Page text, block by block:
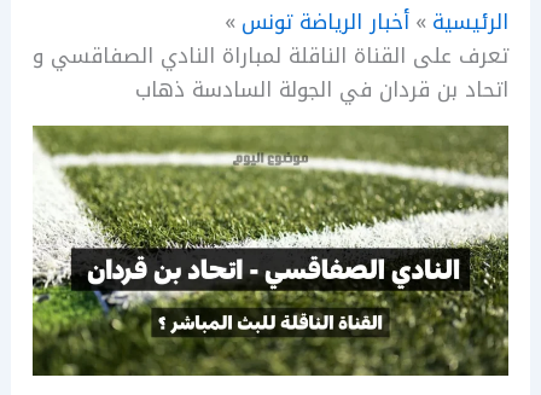
الرئيسية
أخبار الرياضة تونس
تعرف على القناة الناقلة لمباراة النادي الصفاقسي و
اتحاد بن قردان في الجولة السادسة ذهاب